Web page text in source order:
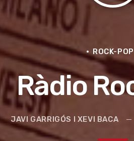
ROCK-POP
Ràdio
JAVI GARRIGÓS I XEVI BACA